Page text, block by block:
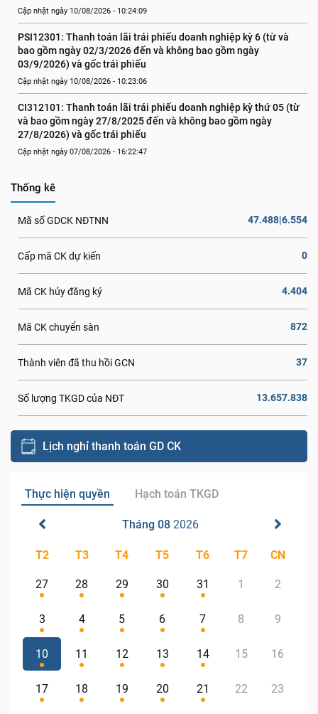
Cập nhật ngày 10/08/2026 - 10:24:09
PSI12301: Thanh toán lãi trái phiếu doanh nghiệp kỳ 6 (từ và
bao gồm ngày 02/3/2026 đến và không bao gồm ngày
03/9/2026) và gốc trái phiếu
Cập nhật ngày 10/08/2026 - 10:23:06
CI312101: Thanh toán lãi trái phiếu doanh nghiệp kỳ thứ 05 (từ
và bao gồm ngày 27/8/2025 đến và không bao gồm ngày
27/8/2026) và gốc trái phiếu
Cập nhật ngày 07/08/2026 - 16:22:47
Thống kê
Mã số GDCK NĐTNN 47.488|6.554
Cấp mã CK dự kiến 0
Mã CK hủy đăng ký 4.404
Mã CK chuyển sàn 872
Thành viên đã thu hồi GCN 37
Số lượng TKGD của NĐT 13.657.838
Lịch nghỉ thanh toán GD CK
Thực hiện quyền Hạch toán TKGD
Tháng 08 2026
T2 T3 T4 T5 T6 T7 CN
27 28 29 30 31 1 2
3 4 5 6 7 8 9
10 11 12 13 14 15 16
17 18 19 20 21 22 23